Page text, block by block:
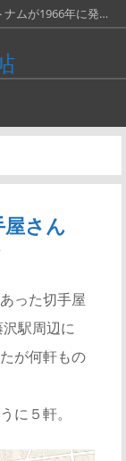
ナムが1966年に発…
代初頭に作ったリ…
撮影された、ネパ…
っと仕事が一段落。
さん
った切手屋
駅周辺に
が何軒もの
に５軒。